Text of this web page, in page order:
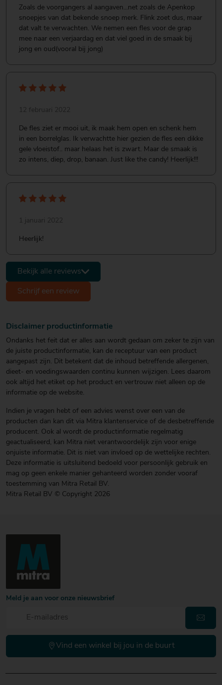
Zoals de voorgangers al aangaven...net zoals de Apenkop
snoepjes van dat bekende snoep merk. Flink zoet dus, maar
dat valt te verwachten. We nemen een fles voor de grap
mee naar een verjaardag en dat viel goed in de smaak bij
jong en oud(vooral bij jong)
12 februari 2022
De fles ziet er mooi uit, ik maak hem open en schenk hem
in een borrelglas. Ik verwachtte hier gezien de fles een dikke
gele vloeistof.. maar helaas het is zwart. Maar de smaak is
zo intens, diep, drop, banaan. Just like the candy! Heerlijk!!!
1 januari 2022
Heerlijk!
Schrijf een review
Bekijk alle reviews
Disclaimer productinformatie
Ondanks het feit dat er alles aan wordt gedaan om zeker te zijn van
de juiste productinformatie, kan de receptuur van een product
aangepast zijn. Dit betekent dat de inhoud betreffende allergenen,
dieet- en voedingswaarden continu kunnen wijzigen. Lees daarom
ook altijd het etiket op het product en vertrouw niet alleen op de
informatie op de website.
Indien je vragen hebt of een advies wenst over een van de
producten dan kan dit via Mitra klantenservice of de desbetreffende
producent. Ook al wordt de productinformatie regelmatig
geactualiseerd, kan Mitra niet verantwoordelijk zijn voor enige
onjuiste informatie. Dit is niet van invloed op de wettelijke rechten.
Deze informatie is uitsluitend bedoeld voor persoonlijk gebruik en
mag op geen enkele manier gehanteerd worden zonder vooraf
toestemming van Mitra Retail BV.
Mitra Retail BV © Copyright 2026
Meld je aan voor onze nieuwsbrief
Vind een winkel bij jou in de buurt